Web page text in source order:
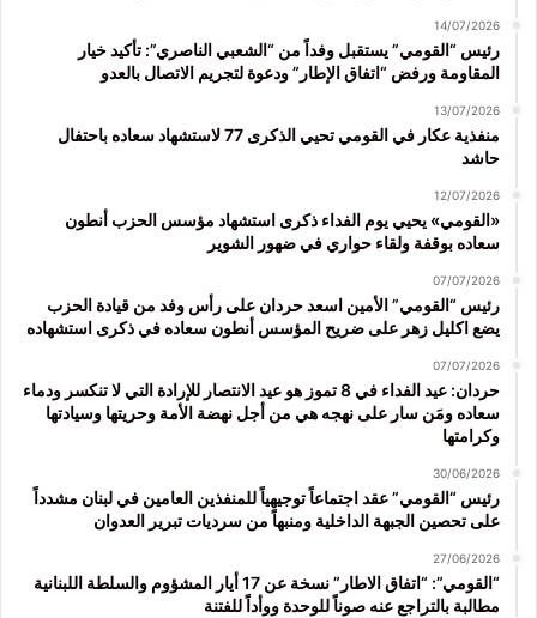
14/07/2026
رئيس “القومي” يستقبل وفداً من “الشعبي الناصري”: تأكيد خيار
المقاومة ورفض “اتفاق الإطار” ودعوة لتجريم الاتصال بالعدو
13/07/2026
منفذية عكار في القومي تحيي الذكرى 77 لاستشهاد سعاده باحتفال
حاشد
12/07/2026
«القومي» يحيي يوم الفداء ذكرى استشهاد مؤسس الحزب أنطون
سعاده بوقفة ولقاء حواري في ضهور الشوير
07/07/2026
رئيس “القومي” الأمين اسعد حردان على رأس وفد من قيادة الحزب
يضع اكليل زهر على ضريح المؤسس أنطون سعاده في ذكرى استشهاده
07/07/2026
حردان: عيد الفداء في 8 تموز هو عيد الانتصار للإرادة التي لا تنكسر ودماء
سعاده ومَن سار على نهجه هي من أجل نهضة الأمة وحريتها وسيادتها
وكرامتها
30/06/2026
رئيس “القومي” عقد اجتماعاً توجيهياً للمنفذين العامين في لبنان مشدداً
على تحصين الجبهة الداخلية ومنبهاً من سرديات تبرير العدوان
27/06/2026
“القومي”: “اتفاق الاطار” نسخة عن 17 أيار المشؤوم والسلطة اللبنانية
مطالبة بالتراجع عنه صوناً للوحدة ووأداً للفتنة